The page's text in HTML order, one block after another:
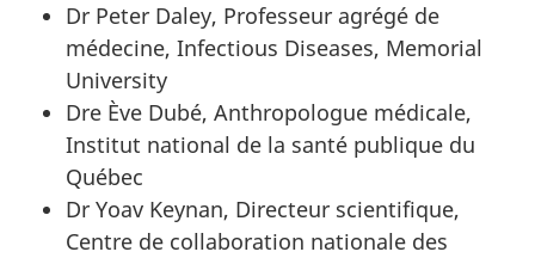
Dr Peter Daley, Professeur agrégé de
médecine, Infectious Diseases, Memorial
University
Dre Ève Dubé, Anthropologue médicale,
Institut national de la santé publique du
Québec
Dr Yoav Keynan, Directeur scientifique,
Centre de collaboration nationale des